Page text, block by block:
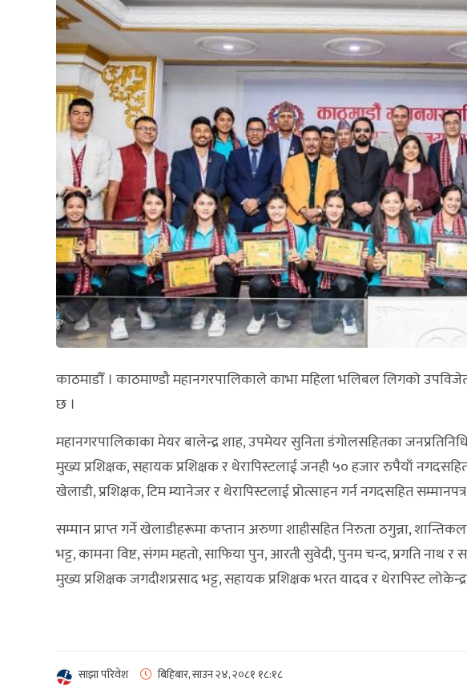
काठमाडौँ । काठमाण्डौ महानगरपालिकाले काभा महिला भलिबल लिगको
छ ।
महानगरपालिकाका मेयर बालेन्द्र शाह, उपमेयर सुनिता डंगोलसहितका
मुख्य प्रशिक्षक, सहायक प्रशिक्षक र थेरापिस्टलाई जनही ५० हजार रुपैयाँ
खेलाडी, प्रशिक्षक, टिम म्यानेजर र थेरापिस्टलाई प्रोत्साहन गर्न नगदसहित
सम्मान प्राप्त गर्ने खेलाडीहरूमा कप्तान अरुणा शाहीसहित निरुता ठगुन्ना,
भट्ट, कामना विष्ट, संगम महतो, साफिया पुन, आरती सुवेदी, पुनम चन्द, प्रगति नाथ र
मुख्य प्रशिक्षक जगदीशप्रसाद भट्ट, सहायक प्रशिक्षक भरत यादव र थेरापिस्ट
साझा परिवेश बिहिबार, साउन २४, २०८१ १८:१८